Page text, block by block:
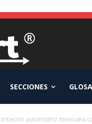
SECCIONES
automotriz mexicana